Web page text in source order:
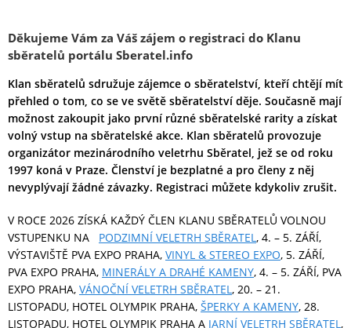
Děkujeme Vám za Váš zájem o registraci do Klanu
sběratelů portálu Sberatel.info
Klan sběratelů sdružuje zájemce o sběratelství, kteří chtějí mít
přehled o tom, co se ve světě sběratelství děje. Současně mají
možnost zakoupit jako první různé sběratelské rarity a získat
volný vstup na sběratelské akce. Klan sběratelů provozuje
organizátor mezinárodního veletrhu Sběratel, jež se od roku
1997 koná v Praze. Členství je bezplatné a pro členy z něj
nevyplývají žádné závazky. Registraci můžete kdykoliv zrušit.
V ROCE 2026 ZÍSKÁ KAŽDÝ ČLEN KLANU SBĚRATELŮ VOLNOU
VSTUPENKU NA PODZIMNÍ VELETRH SBĚRATEL, 4. – 5. ZÁŘÍ,
VÝSTAVIŠTĚ PVA EXPO PRAHA, VINYL & STEREO EXPO, 5. ZÁŘÍ,
PVA EXPO PRAHA, MINERÁLY A DRAHÉ KAMENY, 4. – 5. ZÁŘÍ, PVA
EXPO PRAHA, VÁNOČNÍ VELETRH SBĚRATEL, 20. – 21.
LISTOPADU, HOTEL OLYMPIK PRAHA, ŠPERKY A KAMENY, 28.
LISTOPADU, HOTEL OLYMPIK PRAHA A JARNÍ VELETRH SBĚRATEL,